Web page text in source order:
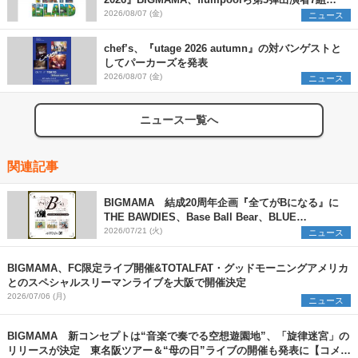
発表 ワークショップ・アート出展者を募集
2026/08/07 (金) ニュース
chef’s、『utage 2026 autumn』の対バンゲストと
してパーカーズを発表
2026/08/07 (金) ニュース
ニュース一覧へ
関連記事
BIGMAMA 結成20周年企画『全てがBになる』に
THE BAWDIES、Base Ball Bear、BLUE
ENCOUNTの出演が決定
2026/07/21 (火) ニュース
BIGMAMA、FC限定ライブ開催&TOTALFAT・グッドモーニングアメリカ
とのスペシャルスリーマンライブを大阪で開催決定
2026/07/06 (月) ニュース
BIGMAMA 新コンセプトは“音楽で奏でる空想遊園地”、「旋律迷宮」の
リリースが決定 東名阪ツアー＆“母の日”ライブの開催も発表に【コメン